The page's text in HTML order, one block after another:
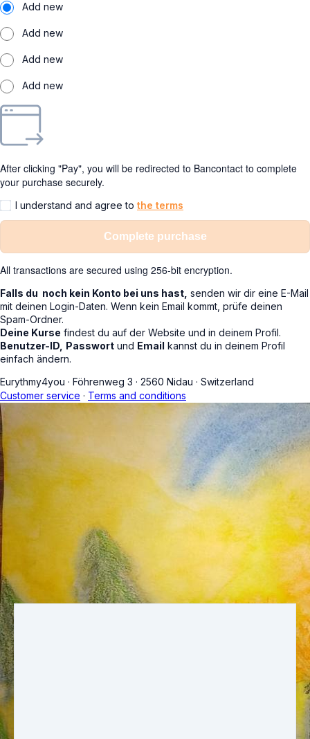
Add new
Add new
Add new
Add new
After clicking "Pay", you will be redirected to Bancontact to complete
your purchase securely.
I understand and agree to the terms
Complete purchase
All transactions are secured using 256-bit encryption.
Falls du noch kein Konto bei uns hast, senden wir dir eine E-Mail
mit deinen Login-Daten. Wenn kein Email kommt, prüfe deinen
Spam-Ordner.
Deine Kurse findest du auf der Website und in deinem Profil.
Benutzer-ID, Passwort und Email kannst du in deinem Profil
einfach ändern.
Eurythmy4you · Föhrenweg 3 · 2560 Nidau · Switzerland
Customer service · Terms and conditions